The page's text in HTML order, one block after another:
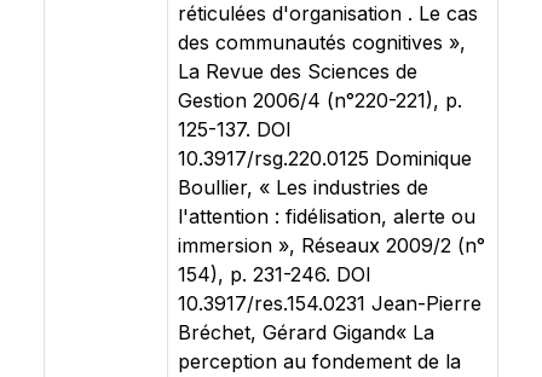
réticulées d'organisation . Le cas
des communautés cognitives »,
La Revue des Sciences de
Gestion 2006/4 (n°220-221), p.
125-137. DOI
10.3917/rsg.220.0125 Dominique
Boullier, « Les industries de
l'attention : fidélisation, alerte ou
immersion », Réseaux 2009/2 (n°
154), p. 231-246. DOI
10.3917/res.154.0231 Jean-Pierre
Bréchet, Gérard Gigand« La
perception au fondement de la